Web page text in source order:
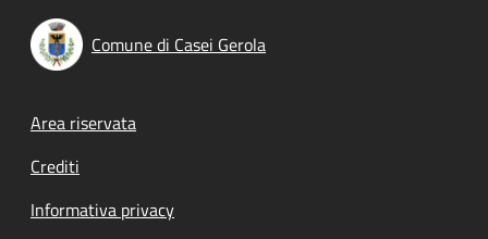
Comune di Casei Gerola
Footer menu
Area riservata
Crediti
Informativa privacy